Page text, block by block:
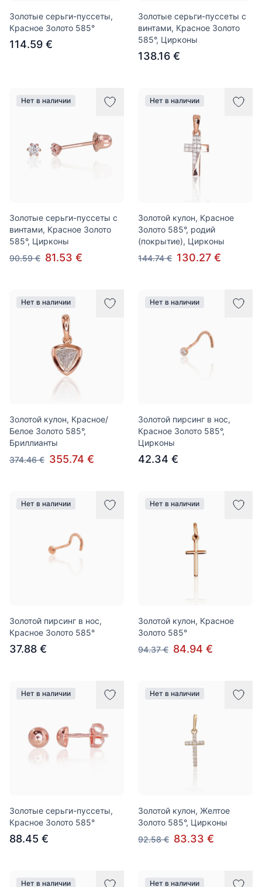
Золотые серьги-пуссеты,
Красное Золото 585°
114.59 €
Золотые серьги-пуссеты с
винтами, Красное Золото
585°, Цирконы
138.16 €
Нет в наличии
Золотые серьги-пуссеты с
винтами, Красное Золото
585°, Цирконы
90.59 € 81.53 €
Нет в наличии
Золотой кулон, Красное
Золото 585°, родий
(покрытие), Цирконы
144.74 € 130.27 €
Нет в наличии
Золотой кулон, Красное/
Белое Золото 585°,
Бриллианты
374.46 € 355.74 €
Нет в наличии
Золотой пирсинг в нос,
Красное Золото 585°,
Цирконы
42.34 €
Нет в наличии
Золотой пирсинг в нос,
Красное Золото 585°
37.88 €
Нет в наличии
Золотой кулон, Красное
Золото 585°
94.37 € 84.94 €
Нет в наличии
Золотые серьги-пуссеты,
Красное Золото 585°
88.45 €
Нет в наличии
Золотой кулон, Желтое
Золото 585°, Цирконы
92.58 € 83.33 €
Нет в наличии Нет в наличии